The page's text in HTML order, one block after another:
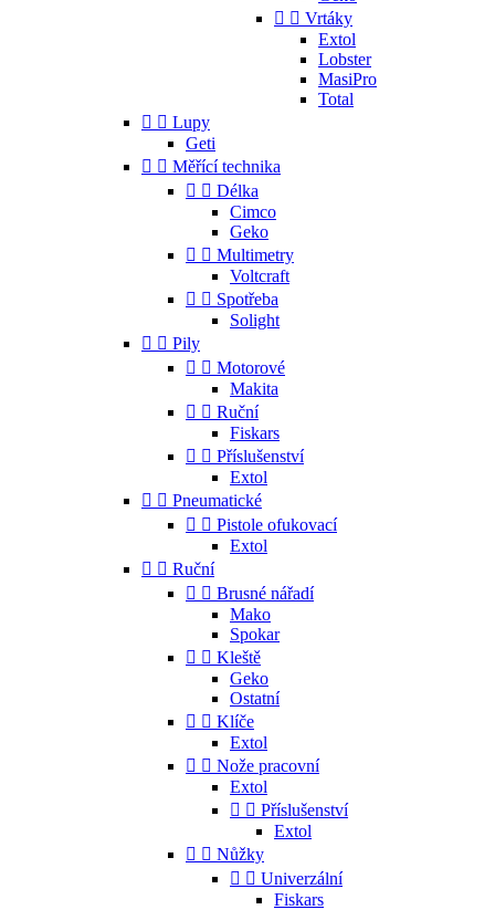
  Vrtáky
Extol
Lobster
MasiPro
Total
  Lupy
Geti
  Měřící technika
  Délka
Cimco
Geko
  Multimetry
Voltcraft
  Spotřeba
Solight
  Pily
  Motorové
Makita
  Ruční
Fiskars
  Příslušenství
Extol
  Pneumatické
  Pistole ofukovací
Extol
  Ruční
  Brusné nářadí
Mako
Spokar
  Kleště
Geko
Ostatní
  Klíče
Extol
  Nože pracovní
Extol
  Příslušenství
Extol
  Nůžky
  Univerzální
Fiskars